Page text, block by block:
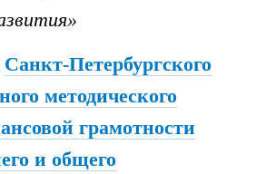
Санкт-Петербургского
методического
грамотности
и общего